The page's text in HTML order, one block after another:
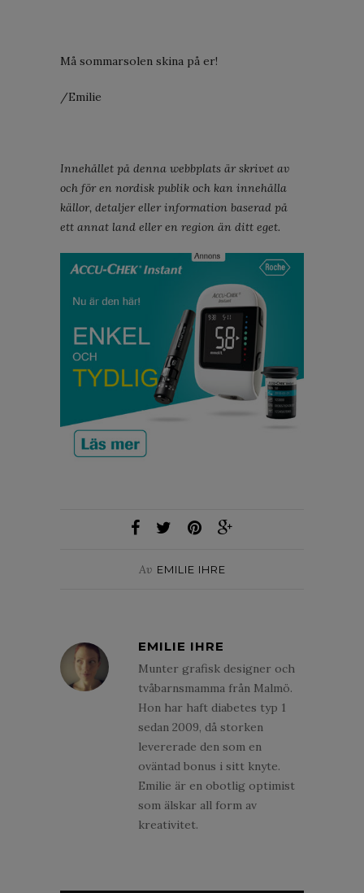
Må sommarsolen skina på er!
/Emilie
Innehållet på denna webbplats är skrivet av
och för en nordisk publik och kan innehålla
källor, detaljer eller information baserad på
ett annat land eller en region än ditt eget.
Av EMILIE IHRE
EMILIE IHRE
Munter grafisk designer och
tvåbarnsmamma från Malmö.
Hon har haft diabetes typ 1
sedan 2009, då storken
levererade den som en
oväntad bonus i sitt knyte.
Emilie är en obotlig optimist
som älskar all form av
kreativitet.